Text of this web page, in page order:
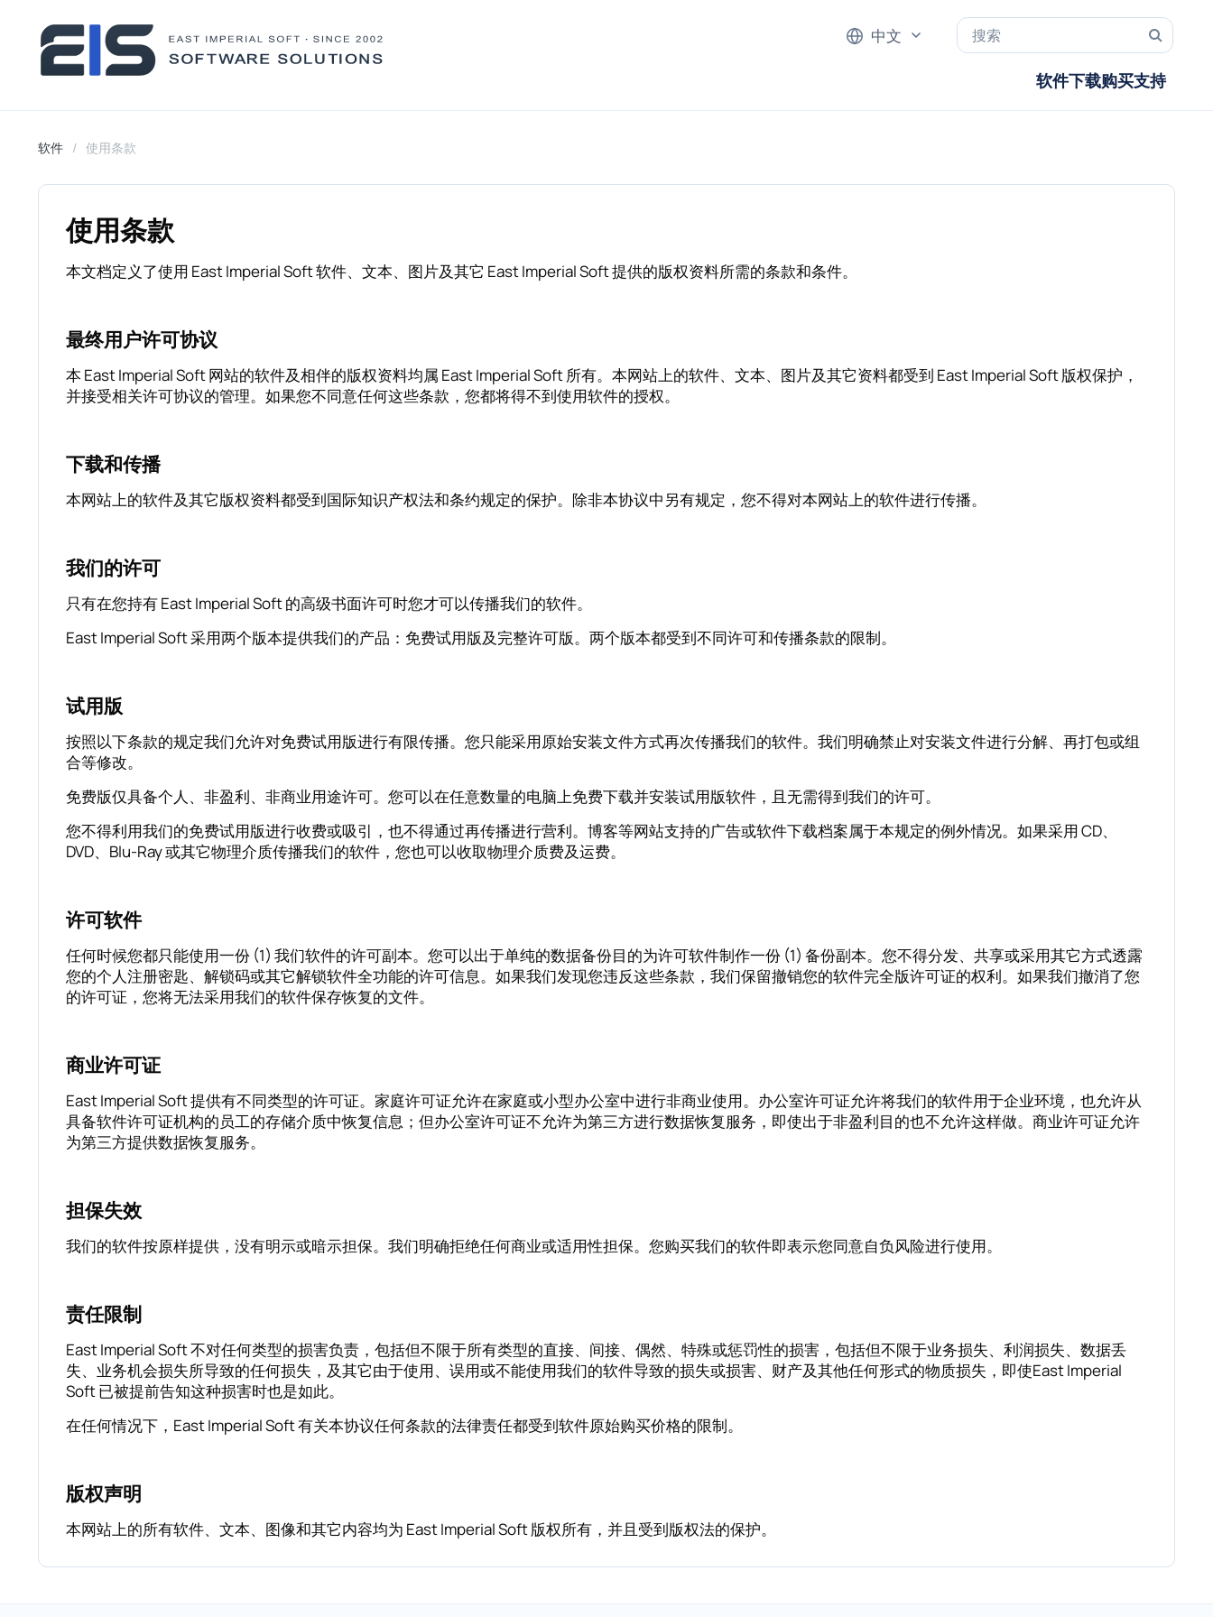
软件下载购买支持
中文
软件 使用条款
使用条款
本文档定义了使用 East Imperial Soft 软件、文本、图片及其它 East Imperial Soft 提供的版权资料所需的条款和条件。
最终用户许可协议
本 East Imperial Soft 网站的软件及相伴的版权资料均属 East Imperial Soft 所有。本网站上的软件、文本、图片及其它资料都受到 East Imperial Soft 版权保护，
并接受相关许可协议的管理。如果您不同意任何这些条款，您都将得不到使用软件的授权。
下载和传播
本网站上的软件及其它版权资料都受到国际知识产权法和条约规定的保护。除非本协议中另有规定，您不得对本网站上的软件进行传播。
我们的许可
只有在您持有 East Imperial Soft 的高级书面许可时您才可以传播我们的软件。
East Imperial Soft 采用两个版本提供我们的产品：免费试用版及完整许可版。两个版本都受到不同许可和传播条款的限制。
试用版
按照以下条款的规定我们允许对免费试用版进行有限传播。您只能采用原始安装文件方式再次传播我们的软件。我们明确禁止对安装文件进行分解、再打包或组
合等修改。
免费版仅具备个人、非盈利、非商业用途许可。您可以在任意数量的电脑上免费下载并安装试用版软件，且无需得到我们的许可。
您不得利用我们的免费试用版进行收费或吸引，也不得通过再传播进行营利。博客等网站支持的广告或软件下载档案属于本规定的例外情况。如果采用 CD、
DVD、Blu-Ray 或其它物理介质传播我们的软件，您也可以收取物理介质费及运费。
许可软件
任何时候您都只能使用一份 (1) 我们软件的许可副本。您可以出于单纯的数据备份目的为许可软件制作一份 (1) 备份副本。您不得分发、共享或采用其它方式透露
您的个人注册密匙、解锁码或其它解锁软件全功能的许可信息。如果我们发现您违反这些条款，我们保留撤销您的软件完全版许可证的权利。如果我们撤消了您
的许可证，您将无法采用我们的软件保存恢复的文件。
商业许可证
East Imperial Soft 提供有不同类型的许可证。家庭许可证允许在家庭或小型办公室中进行非商业使用。办公室许可证允许将我们的软件用于企业环境，也允许从
具备软件许可证机构的员工的存储介质中恢复信息；但办公室许可证不允许为第三方进行数据恢复服务，即使出于非盈利目的也不允许这样做。商业许可证允许
为第三方提供数据恢复服务。
担保失效
我们的软件按原样提供，没有明示或暗示担保。我们明确拒绝任何商业或适用性担保。您购买我们的软件即表示您同意自负风险进行使用。
责任限制
East Imperial Soft 不对任何类型的损害负责，包括但不限于所有类型的直接、间接、偶然、特殊或惩罚性的损害，包括但不限于业务损失、利润损失、数据丢
失、业务机会损失所导致的任何损失，及其它由于使用、误用或不能使用我们的软件导致的损失或损害、财产及其他任何形式的物质损失，即使East Imperial
Soft 已被提前告知这种损害时也是如此。
在任何情况下，East Imperial Soft 有关本协议任何条款的法律责任都受到软件原始购买价格的限制。
版权声明
本网站上的所有软件、文本、图像和其它内容均为 East Imperial Soft 版权所有，并且受到版权法的保护。